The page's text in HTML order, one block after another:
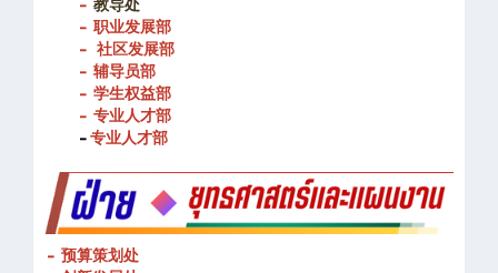
- 学生活动
- 教导处
- 职业发展部
-社区发展部
- 辅导员部
- 学生权益部
- 专业人才部
-专业人才部